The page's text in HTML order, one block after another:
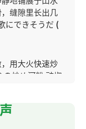
缝隙里长出几
にできそうだ (
用大火快速炒
の炒め河粉 豉椒
纯生，你更推